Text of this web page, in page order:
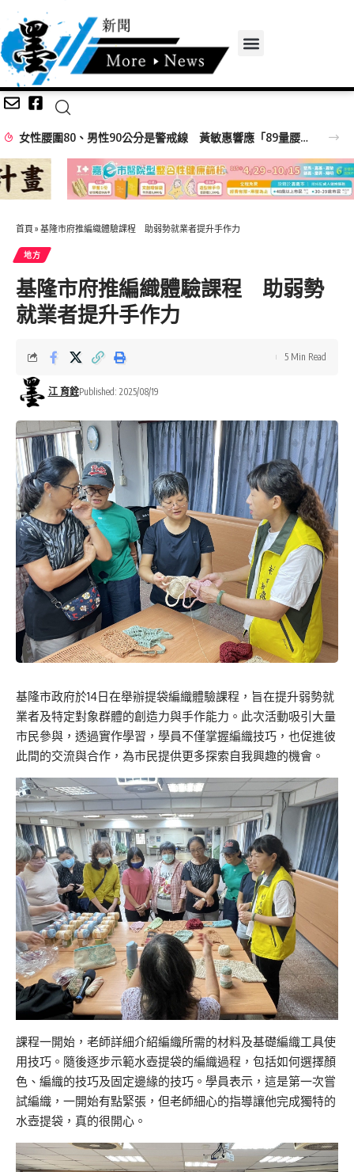
白海豚離台！北市紅黃線10日7時恢復禁停 車主速移車
首頁 » 基隆市府推編織體驗課程 助弱勢就業者提升手作力
地方
基隆市府推編織體驗課程 助弱勢
就業者提升手作力
江 育銓Published: 2025/08/19
5 Min Read
基隆市政府於14日在舉辦提袋編織體驗課程，旨在提升弱勢就
業者及特定對象群體的創造力與手作能力。此次活動吸引大量
市民參與，透過實作學習，學員不僅掌握編織技巧，也促進彼
此間的交流與合作，為市民提供更多探索自我興趣的機會。
課程一開始，老師詳細介紹編織所需的材料及基礎編織工具使
用技巧。隨後逐步示範水壺提袋的編織過程，包括如何選擇顏
色、編織的技巧及固定邊緣的技巧。學員表示，這是第一次嘗
試編織，一開始有點緊張，但老師細心的指導讓他完成獨特的
水壺提袋，真的很開心。